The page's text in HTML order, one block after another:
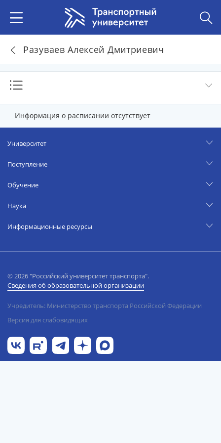
Разуваев Алексей Дмитриевич
Информация о расписании отсутствует
Университет
Поступление
Обучение
Наука
Информационные ресурсы
© 2026 "Российский университет транспорта".
Сведения об образовательной организации
Учредитель: Министерство транспорта Российской Федерации
Версия для слабовидящих